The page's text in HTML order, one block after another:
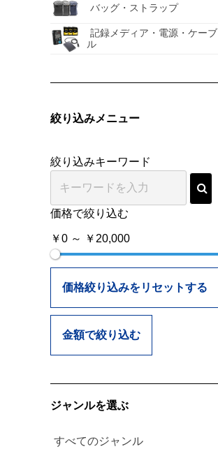
バッグ・ストラップ
記録メディア・電源・ケーブ
ル
絞り込みメニュー
絞り込みキーワード
価格で絞り込む
￥0 ～ ￥20,000
価格絞り込みをリセットする
金額で絞り込む
ジャンルを選ぶ
すべてのジャンル